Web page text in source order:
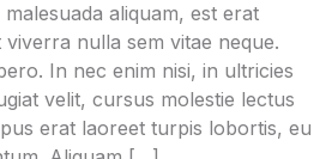
aliquam, est erat
nulla sem vitae neque.
In nec enim nisi, in ultricies
velit, cursus molestie lectus
erat laoreet turpis lobortis, eu